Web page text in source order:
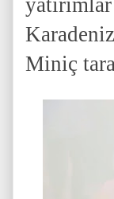
Miniç